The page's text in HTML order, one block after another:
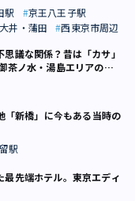
駅
京王八王子駅
大井・蒲田
西東京市周辺
議な関係？昔は「カサ」
茶ノ水・湯島エリアの坂
「新橋」に今もある当時の
駅
先端ホテル。東京エディ